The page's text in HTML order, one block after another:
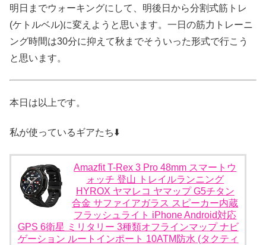
明日までウォーキングにして、明後日から分割式筋トレ
(ケトルベル)に変えようと思います。一日の筋力トレーニ
ング時間は30分に抑えて秋までそういった形式で行こう
と思います。
本日は以上です。
私が使っているギアたち⬇️
Amazfit T-Rex 3 Pro 48mm スマートウ
ォッチ 登山 トレイルランニング
HYROX ヤマレコ ヤマップ G5チタン
合金 サファイアガラス スピーカー内蔵
フラッシュライト iPhone Android対応
GPS 6衛星 ミリタリー 3種類オフラインマップ ナビ
ゲーション ルートインポート 10ATM防水 (タクティ